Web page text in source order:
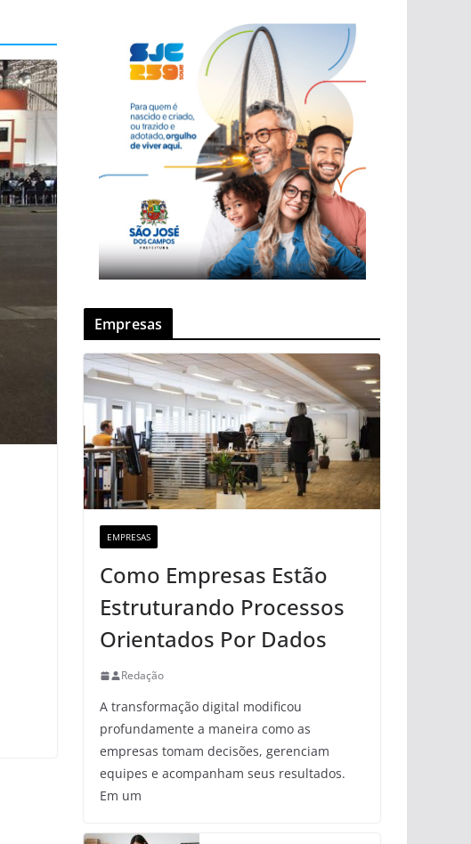
Empresas
EMPRESAS
Como Empresas Estão
Estruturando Processos
Orientados Por Dados
Redação
A transformação digital modificou
profundamente a maneira como as
empresas tomam decisões, gerenciam
equipes e acompanham seus resultados.
Em um